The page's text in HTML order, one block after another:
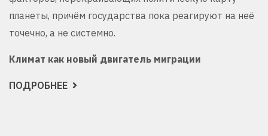
планеты, причём государства пока реагируют на неё
точечно, а не системно.
Климат как новый двигатель миграции
ПОДРОБНЕЕ О